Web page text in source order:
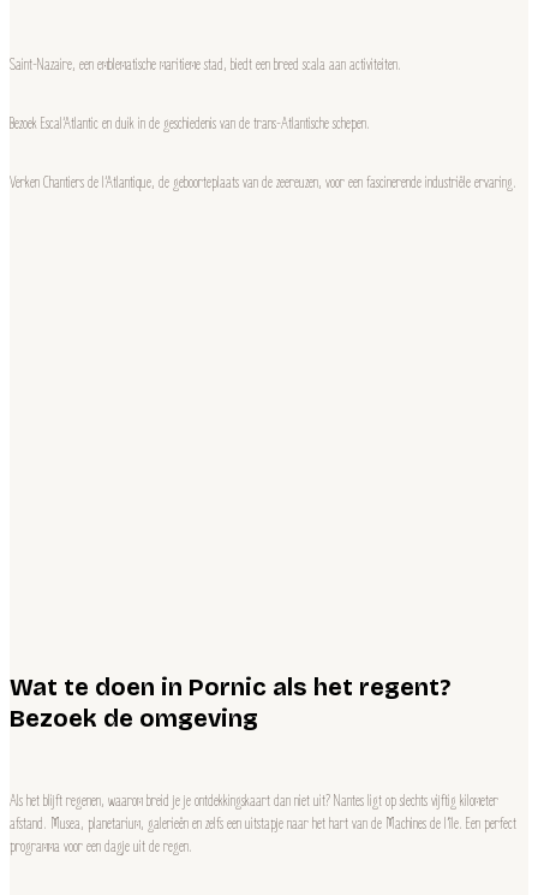
Saint-Nazaire, een emblematische maritieme stad, biedt een breed scala aan activiteiten.
Bezoek Escal’Atlantic en duik in de geschiedenis van de trans-Atlantische schepen.
Verken Chantiers de l’Atlantique, de geboorteplaats van de zeereuzen, voor een fascinerende industriële ervaring.
Wat te doen in Pornic als het regent?
Bezoek de omgeving
Als het blijft regenen, waarom breid je je ontdekkingskaart dan niet uit? Nantes ligt op slechts vijftig kilometer
afstand. Musea, planetarium, galerieën en zelfs een uitstapje naar het hart van de Machines de l’île. Een perfect
programma voor een dagje uit de regen.